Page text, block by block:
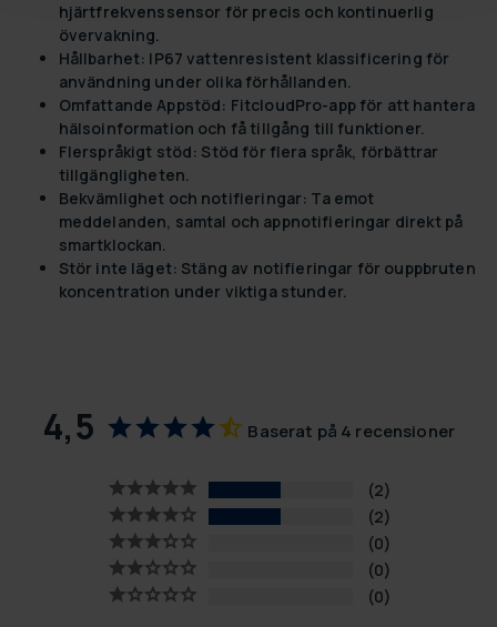
hjärtfrekvenssensor för precis och kontinuerlig
övervakning.
Hållbarhet: IP67 vattenresistent klassificering för
användning under olika förhållanden.
Omfattande Appstöd: FitcloudPro-app för att hantera
hälsoinformation och få tillgång till funktioner.
Flerspråkigt stöd: Stöd för flera språk, förbättrar
tillgängligheten.
Bekvämlighet och notifieringar: Ta emot
meddelanden, samtal och appnotifieringar direkt på
smartklockan.
Stör inte läget: Stäng av notifieringar för ouppbruten
koncentration under viktiga stunder.
4,5 Baserat på 4 recensioner
2
2
0
0
0